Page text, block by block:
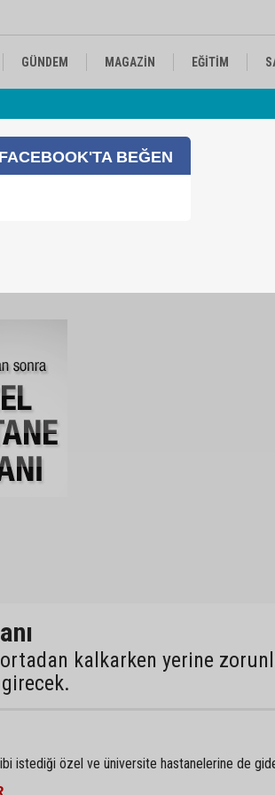
GÜNDEM MAGAZİN EĞİTİM
kalkarken yerine
istediği özel ve üniversite hastanelerine de
FACEBOOK'TA BEĞEN